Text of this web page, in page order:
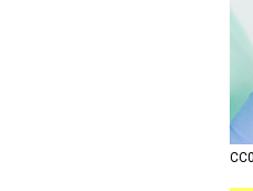
CC0